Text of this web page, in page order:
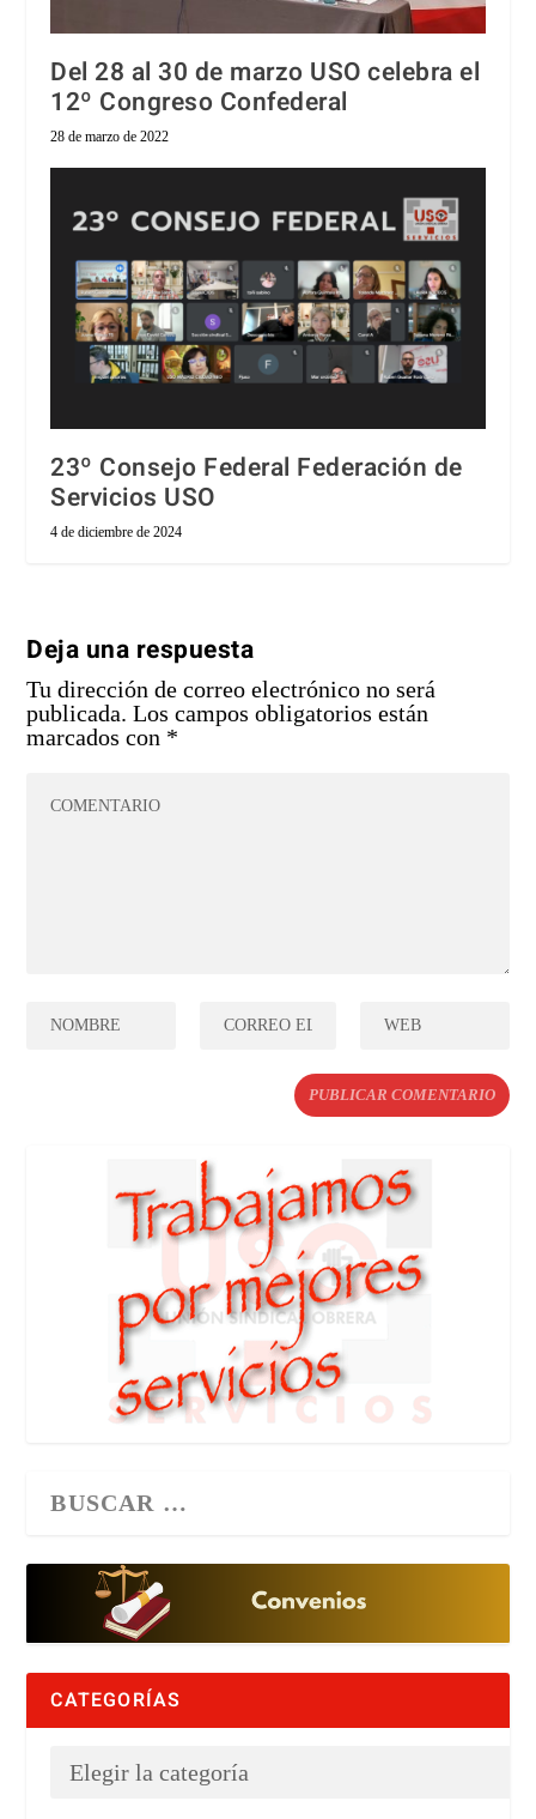
Del 28 al 30 de marzo USO celebra el
12º Congreso Confederal
28 de marzo de 2022
23º Consejo Federal Federación de
Servicios USO
4 de diciembre de 2024
Deja una respuesta
Tu dirección de correo electrónico no será
publicada. Los campos obligatorios están
marcados con *
CATEGORÍAS